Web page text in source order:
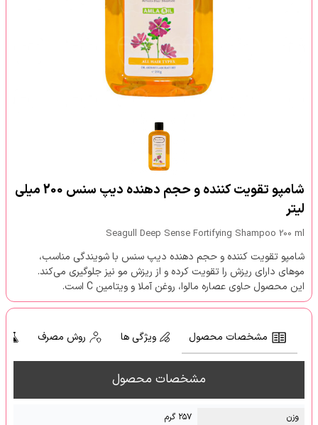
شامپو تقویت کننده و حجم دهنده دیپ سنس 200 میلی
لیتر
Seagull Deep Sense Fortifying Shampoo 200 ml
شامپو تقویت کننده و حجم دهنده دیپ سنس با شویندگی مناسب،
موهای دارای ریزش را تقویت کرده و از ریزش مو نیز جلوگیری می‌کند.
این محصول حاوی عصاره مالوا، روغن آملا و ویتامین C است.
مشخصات محصول ویژگی ها روش مصرف
مشخصات محصول
وزن
۲۵۷ گرم